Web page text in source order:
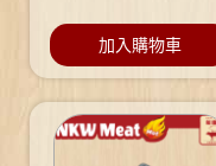
加入購物車